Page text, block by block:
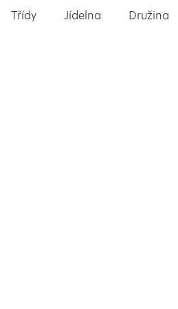
Třídy Jídelna Družina